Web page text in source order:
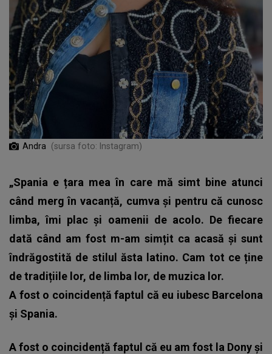
Andra (sursa foto: Instagram)
„Spania e țara mea în care mă simt bine atunci
când merg în vacanță, cumva și pentru că cunosc
limba, îmi plac și oamenii de acolo. De fiecare
dată când am fost m-am simțit ca acasă și sunt
îndrăgostită de stilul ăsta latino. Cam tot ce ține
de tradițiile lor, de limba lor, de muzica lor.
A fost o coincidență faptul că eu iubesc Barcelona
și Spania.
A fost o coincidență faptul că eu am fost la Dony și